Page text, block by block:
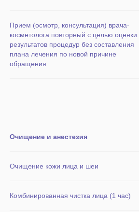
Прием (осмотр, консультация) врача-
косметолога повторный с целью оценки
результатов процедур без составления
плана лечения по новой причине
обращения
Очищение и анестезия
Очищение кожи лица и шеи
Комбинированная чистка лица (1 час)